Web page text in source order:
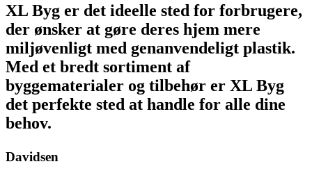
XL Byg er det ideelle sted for forbrugere,
der ønsker at gøre deres hjem mere
miljøvenligt med genanvendeligt plastik.
Med et bredt sortiment af
byggematerialer og tilbehør er XL Byg
det perfekte sted at handle for alle dine
behov.
Davidsen